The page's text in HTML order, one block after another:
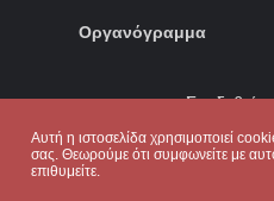
Αυτή η ιστοσελίδα χρησιμοποιεί
σας. Θεωρούμε ότι συμφωνείτε με
επιθυμείτε.
Οργανόγραμμα